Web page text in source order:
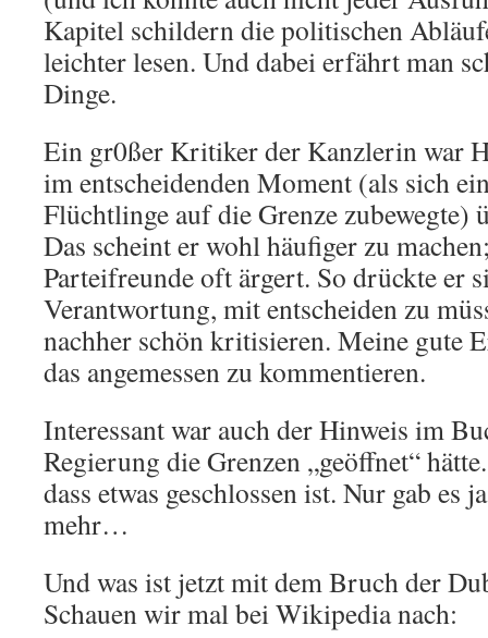
Kapitel schildern die politischen
leichter lesen. Und dabei erfährt man
Dinge.
Ein gr0ßer Kritiker der Kanzlerin war
im entscheidenden Moment (als sich
Flüchtlinge auf die Grenze zubewegte)
Das scheint er wohl häufiger zu
Parteifreunde oft ärgert. So drückte er
Verantwortung, mit entscheiden zu
nachher schön kritisieren. Meine gute
das angemessen zu kommentieren.
Interessant war auch der Hinweis im
Regierung die Grenzen „geöffnet“
dass etwas geschlossen ist. Nur gab es
mehr…
Und was ist jetzt mit dem Bruch der
Schauen wir mal bei Wikipedia nach: